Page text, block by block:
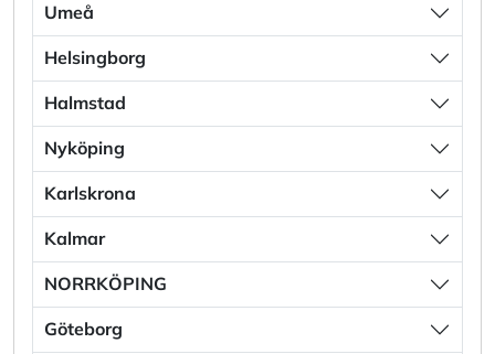
Umeå
Helsingborg
Halmstad
Nyköping
Karlskrona
Kalmar
NORRKÖPING
Göteborg